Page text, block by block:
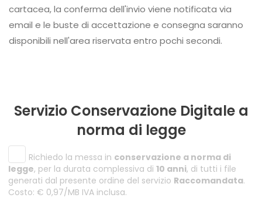
cartacea, la conferma dell'invio viene notificata via
email e le buste di accettazione e consegna saranno
disponibili nell'area riservata entro pochi secondi.
Servizio Conservazione Digitale a
norma di legge
Richiedo la messa in conservazione a norma di
legge, per la durata complessiva di 10 anni, di tutti i file
generati dal presente ordine del servizio Raccomandata.
Costo: € 0,97/MB IVA inclusa.